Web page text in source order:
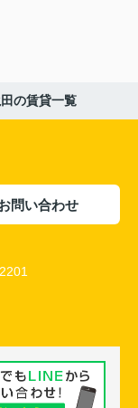
の賃貸一覧
問い合わせ